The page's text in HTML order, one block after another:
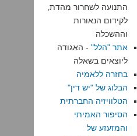
התנועה לשחרור מהדת,
לקידום הנאורות
וההשכלה
אתר "הלל" - האגודה
ליוצאים בשאלה
בחזרה ללאמיה
הבלוג של "יש דין"
הטלוויזיה החברתית
הסיפור האמיתי
והמזעזע של